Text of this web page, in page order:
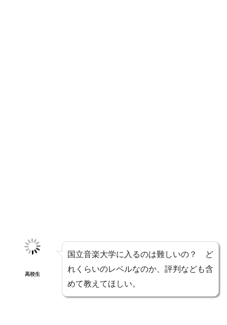
高校生
国立音楽大学に入るのは難しいの？ ど
れくらいのレベルなのか、評判なども含
めて教えてほしい。